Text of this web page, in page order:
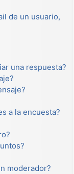
de un usuario,
una respuesta?
a la encuesta?
moderador?